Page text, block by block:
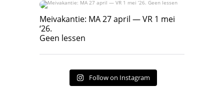
Meivakantie: MA 27 april — VR 1 mei ‘26.
Geen lessen
Meivakantie: MA 27 april — VR 1 mei
‘26.
Geen lessen
Follow on Instagram